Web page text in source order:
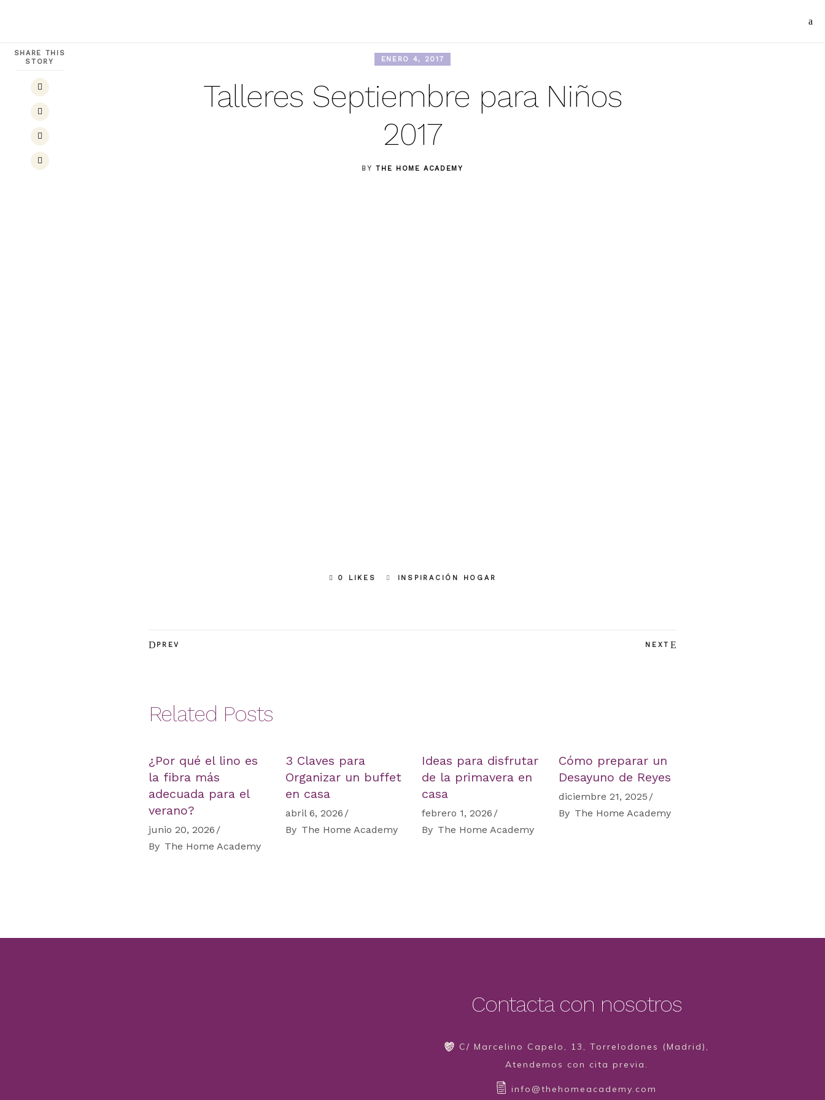
SHARE THIS
STORY
ENERO 4, 2017
Talleres Septiembre para Niños
2017
BYTHE HOME ACADEMY
0 LIKES INSPIRACIÓN HOGAR
PREV NEXT
Related Posts
¿Por qué el lino es
la fibra más
adecuada para el
verano?
junio 20, 2026
By The Home Academy
3 Claves para
Organizar un buffet
en casa
abril 6, 2026
By The Home Academy
Ideas para disfrutar
de la primavera en
casa
febrero 1, 2026
By The Home Academy
Cómo preparar un
Desayuno de Reyes
diciembre 21, 2025
By The Home Academy
Contacta con nosotros
C/ Marcelino Capelo, 13, Torrelodones (Madrid),
Atendemos con cita previa.
info@thehomeacademy.com